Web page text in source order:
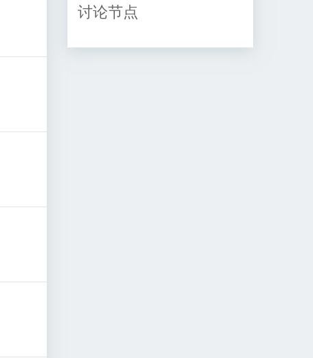
讨论节点